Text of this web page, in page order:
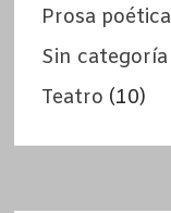
Prosa poética
Sin categoría
Teatro (10)